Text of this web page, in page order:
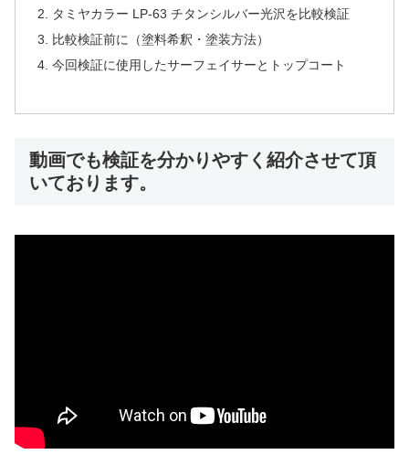
タミヤカラー LP-63 チタンシルバー光沢を比較検証
比較検証前に（塗料希釈・塗装方法）
今回検証に使用したサーフェイサーとトップコート
動画でも検証を分かりやすく紹介させて頂
いております。